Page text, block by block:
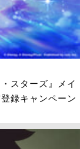
スターズ』メイ
録キャンペーン